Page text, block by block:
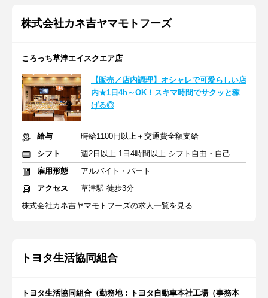
株式会社カネ吉ヤマモトフーズ
ころっち草津エイスクエア店
【販売／店内調理】オシャレで可愛らしい店
内★1日4h～OK！スキマ時間でサクッと稼
げる◎
給与
時給1100円以上＋交通費全額支給
シフト
週2日以上 1日4時間以上 シフト自由・自己申告
雇用形態
アルバイト・パート
アクセス
草津駅 徒歩3分
株式会社カネ吉ヤマモトフーズの求人一覧を見る
トヨタ生活協同組合
トヨタ生活協同組合（勤務地：トヨタ自動車本社工場（事務本